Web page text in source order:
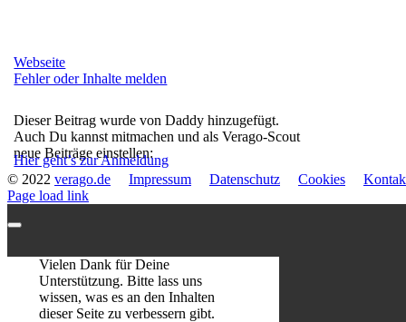
Webseite
Fehler oder Inhalte melden
Dieser Beitrag wurde von Daddy hinzugefügt.
Auch Du kannst mitmachen und als Verago-Scout
neue Beiträge einstellen:
Hier geht’s zur Anmeldung
© 2022 verago.de Impressum Datenschutz Cookies
Page load link
Vielen Dank für Deine
Unterstützung. Bitte lass uns
wissen, was es an den Inhalten
dieser Seite zu verbessern gibt.